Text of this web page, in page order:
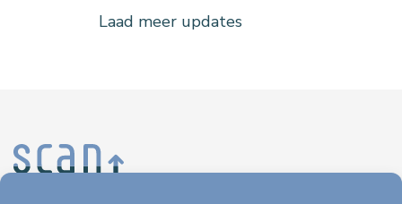
Laad meer updates